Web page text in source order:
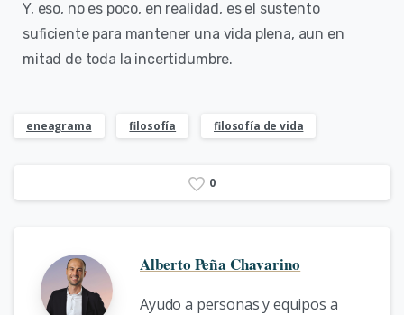
Y, eso, no es poco, en realidad, es el sustento
suficiente para mantener una vida plena, aun en
mitad de toda la incertidumbre.
eneagrama filosofía filosofía de vida
0
Alberto Peña Chavarino
Ayudo a personas y equipos a